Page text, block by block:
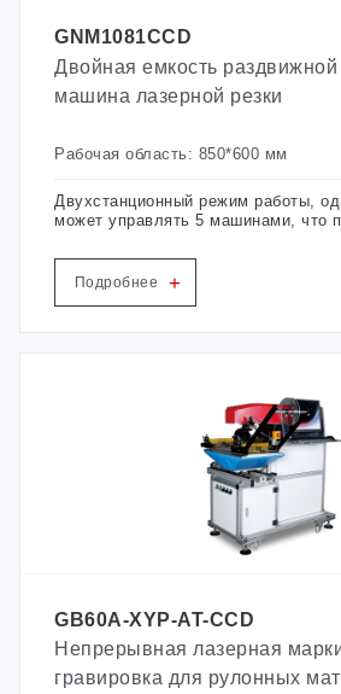
GNM1081CCD
Двойная емкость раздвижной
машина лазерной резки
Рабочая область: 850*600 мм
Двухстанционный режим работы,
может управлять 5 машинами, что
требования: резка
кодирование этикеток и многое
Подробнее +
GB60A-XYP-AT-CCD
Непрерывная лазерная
гравировка для рулонных